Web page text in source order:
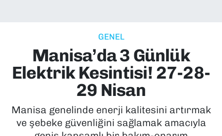
GENEL
Manisa’da 3 Günlük
Elektrik Kesintisi! 27-28-
29 Nisan
Manisa genelinde enerji kalitesini artırmak
ve şebeke güvenliğini sağlamak amacıyla
EKONOMİ
KÜLTÜR SANAT
MAGAZİN
Süper Lig Puan Durumu ve Fikstür
Tüm Manşetler
Son Dakika Haberleri
Haber Arşivi